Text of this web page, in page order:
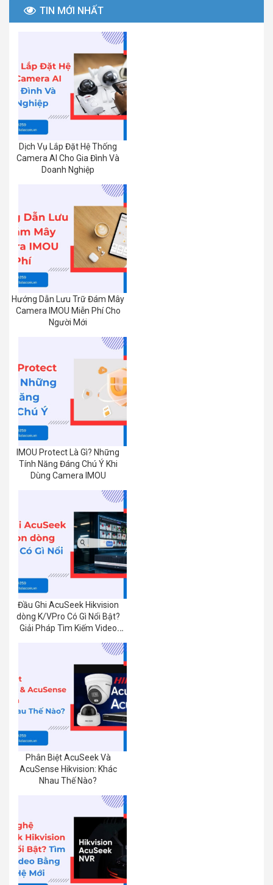
TIN MỚI NHẤT
Dịch Vụ Lắp Đặt Hệ Thống
Camera AI Cho Gia Đình Và
Doanh Nghiệp
Hướng Dẫn Lưu Trữ Đám Mây
Camera IMOU Miễn Phí Cho
Người Mới
IMOU Protect Là Gì? Những
Tính Năng Đáng Chú Ý Khi
Dùng Camera IMOU
Đầu Ghi AcuSeek Hikvision
dòng K/VPro Có Gì Nổi Bật?
Giải Pháp Tìm Kiếm Video
Phân Biệt AcuSeek Và
AcuSense Hikvision: Khác
Nhau Thế Nào?